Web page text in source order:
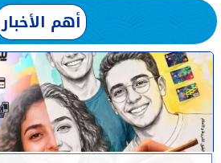
أهم الأخبار